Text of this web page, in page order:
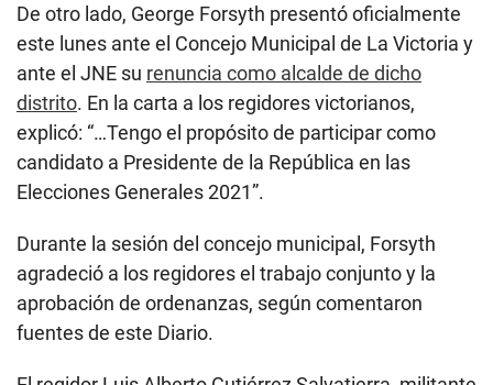
De otro lado, George Forsyth presentó oficialmente
este lunes ante el Concejo Municipal de La Victoria y
ante el JNE su renuncia como alcalde de dicho
distrito. En la carta a los regidores victorianos,
explicó: “…Tengo el propósito de participar como
candidato a Presidente de la República en las
Elecciones Generales 2021”.
Durante la sesión del concejo municipal, Forsyth
agradeció a los regidores el trabajo conjunto y la
aprobación de ordenanzas, según comentaron
fuentes de este Diario.